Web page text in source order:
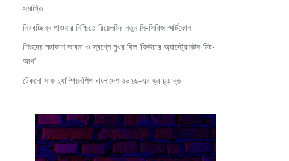
সমাপ্তি
নিরবচ্ছিন্ন পাওয়ার নিশ্চিতে রিয়েলমির নতুন সি-সিরিজ স্মার্টফোন
শিশুদের মহাকাশ ভাবনা ও স্বপ্নে মুখর ছিল ‘ফিউচার অ্যাস্ট্রোনটস মিট-
আপ’
টেকনো সাফ চ্যাম্পিয়নশিপ বাংলাদেশ ২০২৬-এর ড্র চূড়ান্ত